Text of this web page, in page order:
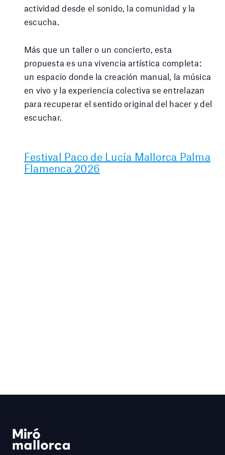
actividad desde el sonido, la comunidad y la
escucha.
Más que un taller o un concierto, esta
propuesta es una vivencia artística completa:
un espacio donde la creación manual, la música
en vivo y la experiencia colectiva se entrelazan
para recuperar el sentido original del hacer y del
escuchar.
Festival Paco de Lucía Mallorca Palma
Flamenca 2026